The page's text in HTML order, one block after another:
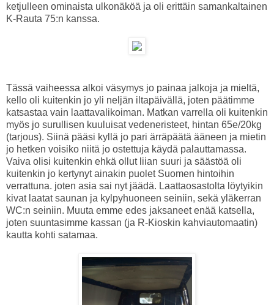
ketjulleen ominaista ulkonäköä ja oli erittäin samankaltainen
K-Rauta 75:n kanssa.
Tässä vaiheessa alkoi väsymys jo painaa jalkoja ja mieltä,
kello oli kuitenkin jo yli neljän iltapäivällä, joten päätimme
katsastaa vain laattavalikoiman. Matkan varrella oli kuitenkin
myös jo surullisen kuuluisat vedeneristeet, hintan 65e/20kg
(tarjous). Siinä pääsi kyllä jo pari ärräpäätä ääneen ja mietin
jo hetken voisiko niitä jo ostettuja käydä palauttamassa.
Vaiva olisi kuitenkin ehkä ollut liian suuri ja säästöä oli
kuitenkin jo kertynyt ainakin puolet Suomen hintoihin
verrattuna. joten asia sai nyt jäädä. Laattaosastolta löytyikin
kivat laatat saunan ja kylpyhuoneen seiniin, sekä yläkerran
WC:n seiniin. Muuta emme edes jaksaneet enää katsella,
joten suuntasimme kassan (ja R-Kioskin kahviautomaatin)
kautta kohti satamaa.